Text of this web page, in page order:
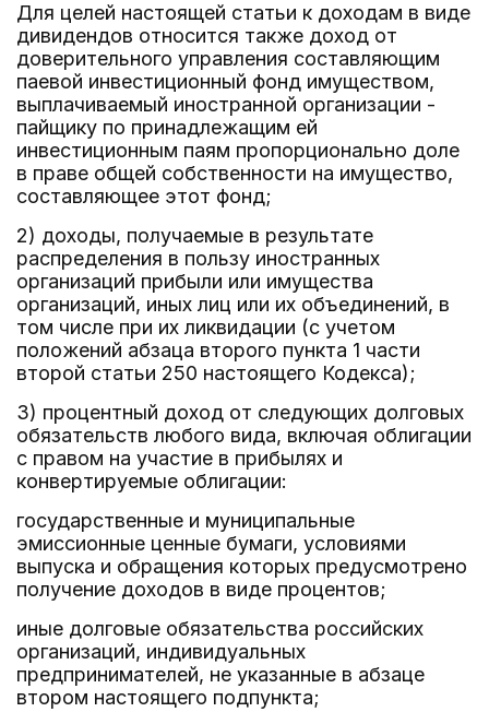
Для целей настоящей статьи к доходам в виде
дивидендов относится также доход от
доверительного управления составляющим
паевой инвестиционный фонд имуществом,
выплачиваемый иностранной организации -
пайщику по принадлежащим ей
инвестиционным паям пропорционально доле
в праве общей собственности на имущество,
составляющее этот фонд;
2) доходы, получаемые в результате
распределения в пользу иностранных
организаций прибыли или имущества
организаций, иных лиц или их объединений, в
том числе при их ликвидации (с учетом
положений абзаца второго пункта 1 части
второй статьи 250 настоящего Кодекса);
3) процентный доход от следующих долговых
обязательств любого вида, включая облигации
с правом на участие в прибылях и
конвертируемые облигации:
государственные и муниципальные
эмиссионные ценные бумаги, условиями
выпуска и обращения которых предусмотрено
получение доходов в виде процентов;
иные долговые обязательства российских
организаций, индивидуальных
предпринимателей, не указанные в абзаце
втором настоящего подпункта;